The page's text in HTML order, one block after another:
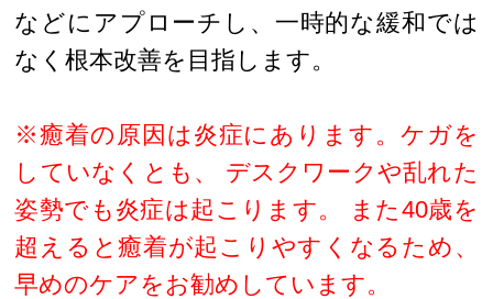
などにアプローチし、一時的な緩和では
なく根本改善を目指します。
※癒着の原因は炎症にあります。ケガを
していなくとも、 デスクワークや乱れた
姿勢でも炎症は起こります。 また40歳を
超えると癒着が起こりやすくなるため、
早めのケアをお勧めしています。